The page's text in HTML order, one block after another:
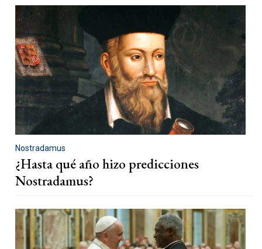
Nostradamus
¿Hasta qué año hizo predicciones
Nostradamus?